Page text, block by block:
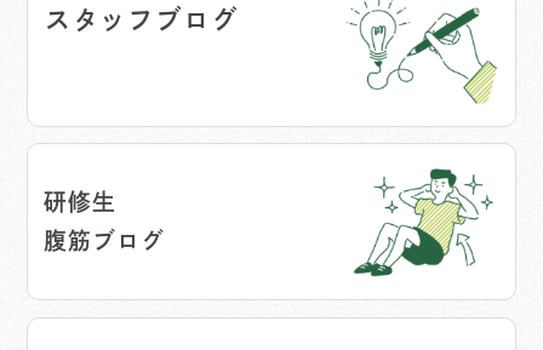
スタッフブログ
研修生
腹筋ブログ